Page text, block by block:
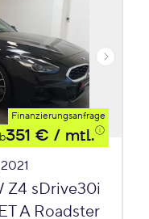
Finanzierungsanfrage
351 € / mtl.
Z4 sDrive30i
A Roadster